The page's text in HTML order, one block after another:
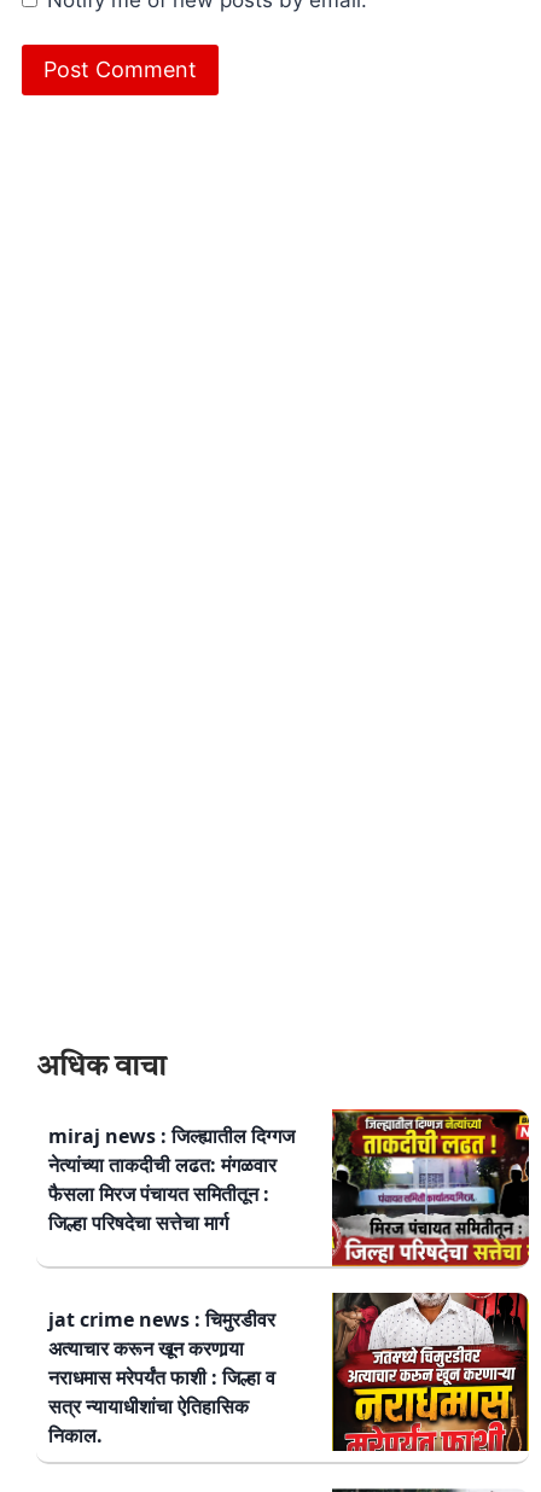
अधिक वाचा
miraj news : जिल्ह्यातील दिग्गज
नेत्यांच्या ताकदीची लढत: मंगळवार
फैसला मिरज पंचायत समितीतून :
जिल्हा परिषदेचा सत्तेचा मार्ग
jat crime news : चिमुरडीवर
अत्याचार करून खून करणार्‍या
नराधमास मरेपर्यंत फाशी : जिल्हा व
सत्र न्यायाधीशांचा ऐतिहासिक
निकाल.